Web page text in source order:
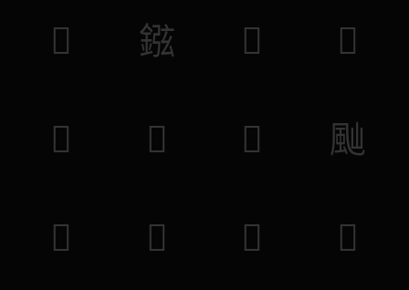
𪅂 𨧻 𦜒 𪔢
𪅁 𩵠 𩥿 𩖞
𩆽 𥞎 𥭯 𥽐